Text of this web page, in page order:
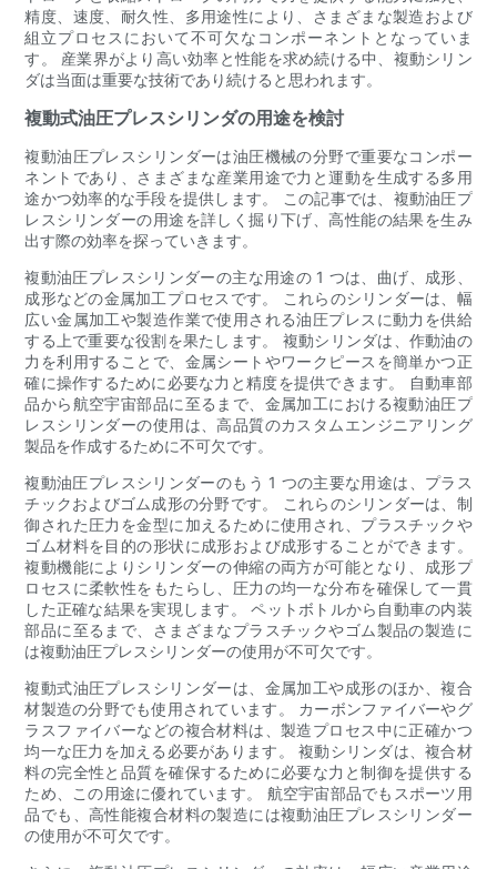
精度、速度、耐久性、多用途性により、さまざまな製造および
組立プロセスにおいて不可欠なコンポーネントとなっていま
す。 産業界がより高い効率と性能を求め続ける中、複動シリン
ダは当面は重要な技術であり続けると思われます。
複動式油圧プレスシリンダの用途を検討
複動油圧プレスシリンダーは油圧機械の分野で重要なコンポー
ネントであり、さまざまな産業用途で力と運動を生成する多用
途かつ効率的な手段を提供します。 この記事では、複動油圧プ
レスシリンダーの用途を詳しく掘り下げ、高性能の結果を生み
出す際の効率を探っていきます。
複動油圧プレスシリンダーの主な用途の 1 つは、曲げ、成形、
成形などの金属加工プロセスです。 これらのシリンダーは、幅
広い金属加工や製造作業で使用される油圧プレスに動力を供給
する上で重要な役割を果たします。 複動シリンダは、作動油の
力を利用することで、金属シートやワークピースを簡単かつ正
確に操作するために必要な力と精度を提供できます。 自動車部
品から航空宇宙部品に至るまで、金属加工における複動油圧プ
レスシリンダーの使用は、高品質のカスタムエンジニアリング
製品を作成するために不可欠です。
複動油圧プレスシリンダーのもう 1 つの主要な用途は、プラス
チックおよびゴム成形の分野です。 これらのシリンダーは、制
御された圧力を金型に加えるために使用され、プラスチックや
ゴム材料を目的の形状に成形および成形することができます。
複動機能によりシリンダーの伸縮の両方が可能となり、成形プ
ロセスに柔軟性をもたらし、圧力の均一な分布を確保して一貫
した正確な結果を実現します。 ペットボトルから自動車の内装
部品に至るまで、さまざまなプラスチックやゴム製品の製造に
は複動油圧プレスシリンダーの使用が不可欠です。
複動式油圧プレスシリンダーは、金属加工や成形のほか、複合
材製造の分野でも使用されています。 カーボンファイバーやグ
ラスファイバーなどの複合材料は、製造プロセス中に正確かつ
均一な圧力を加える必要があります。 複動シリンダは、複合材
料の完全性と品質を確保するために必要な力と制御を提供する
ため、この用途に優れています。 航空宇宙部品でもスポーツ用
品でも、高性能複合材料の製造には複動油圧プレスシリンダー
の使用が不可欠です。